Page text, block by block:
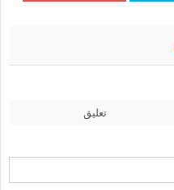
تعليق